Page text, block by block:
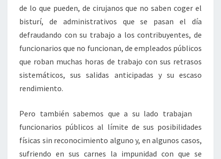
de lo que pueden, de cirujanos que no saben coger el
bisturí, de administrativos que se pasan el día
defraudando con su trabajo a los contribuyentes, de
funcionarios que no funcionan, de empleados públicos
que roban muchas horas de trabajo con sus retrasos
sistemáticos, sus salidas anticipadas y su escaso
rendimiento.
Pero también sabemos que a su lado trabajan
funcionarios públicos al límite de sus posibilidades
físicas sin reconocimiento alguno y, en algunos casos,
sufriendo en sus carnes la impunidad con que se